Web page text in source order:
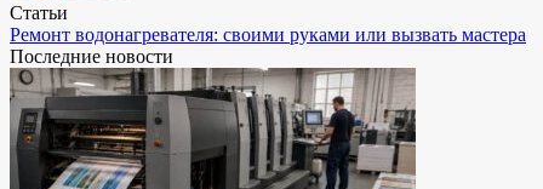
Статьи
Ремонт водонагревателя: своими руками или вызвать мастера
Последние новости